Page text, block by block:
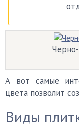
А вот самые
цвета позволит
Виды